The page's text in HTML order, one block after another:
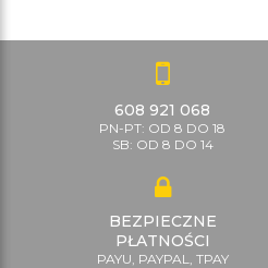
608 921 068
PN-PT: OD 8 DO 18
SB: OD 8 DO 14
BEZPIECZNE
PŁATNOŚCI
PAYU, PAYPAL, TPAY